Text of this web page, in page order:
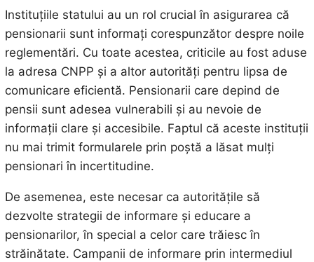
Instituțiile statului au un rol crucial în asigurarea că
pensionarii sunt informați corespunzător despre noile
reglementări. Cu toate acestea, criticile au fost aduse
la adresa CNPP și a altor autorități pentru lipsa de
comunicare eficientă. Pensionarii care depind de
pensii sunt adesea vulnerabili și au nevoie de
informații clare și accesibile. Faptul că aceste instituții
nu mai trimit formularele prin poștă a lăsat mulți
pensionari în incertitudine.
De asemenea, este necesar ca autoritățile să
dezvolte strategii de informare și educare a
pensionarilor, în special a celor care trăiesc în
străinătate. Campanii de informare prin intermediul